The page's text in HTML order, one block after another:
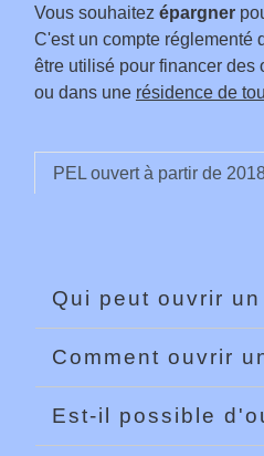
Vous souhaitez épargner
C'est un compte réglementé
être utilisé pour financer des
ou dans une résidence de
PEL ouvert à partir de
Qui peut ouvrir un
Comment ouvrir
Est-il possible